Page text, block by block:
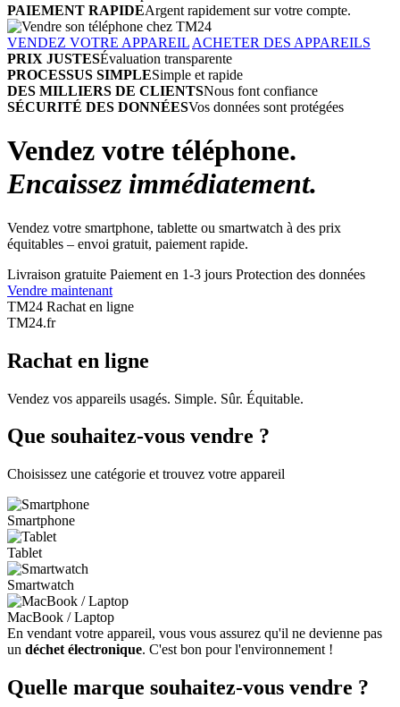
PAIEMENT RAPIDEArgent rapidement sur votre compte.
VENDEZ VOTRE APPAREIL ACHETER DES APPAREILS
PRIX JUSTESÉvaluation transparente
PROCESSUS SIMPLESimple et rapide
DES MILLIERS DE CLIENTSNous font confiance
SÉCURITÉ DES DONNÉESVos données sont protégées
Vendez votre téléphone.
Encaissez immédiatement.
Vendez votre smartphone, tablette ou smartwatch à des prix
équitables – envoi gratuit, paiement rapide.
Livraison gratuite Paiement en 1-3 jours Protection des données
Vendre maintenant
TM24 Rachat en ligne
TM24.fr
Rachat en ligne
Vendez vos appareils usagés. Simple. Sûr. Équitable.
Que souhaitez-vous vendre ?
Choisissez une catégorie et trouvez votre appareil
Smartphone
Tablet
Smartwatch
MacBook / Laptop
En vendant votre appareil, vous vous assurez qu'il ne devienne pas
un déchet électronique. C'est bon pour l'environnement !
Quelle marque souhaitez-vous vendre ?